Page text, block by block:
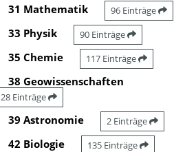
31 Mathematik 96 Einträge
33 Physik 90 Einträge
35 Chemie 117 Einträge
38 Geowissenschaften
28 Einträge
39 Astronomie 2 Einträge
42 Biologie 135 Einträge